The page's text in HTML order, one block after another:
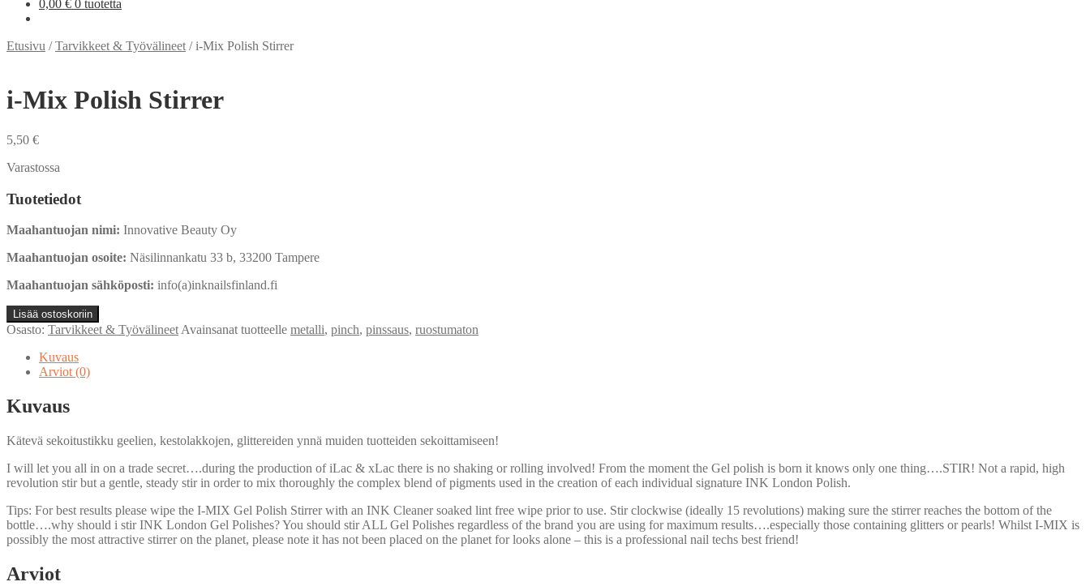
0,00 € 0 tuotetta
Etusivu /Tarvikkeet & Työvälineet /i-Mix Polish Stirrer
i-Mix Polish Stirrer
5,50 €
Varastossa
Tuotetiedot
Maahantuojan nimi: Innovative Beauty Oy
Maahantuojan osoite: Näsilinnankatu 33 b, 33200 Tampere
Maahantuojan sähköposti: info(a)inknailsfinland.fi
Mix
Stirrer
määrä
Lisää ostoskoriin
Osasto: Tarvikkeet & Työvälineet Avainsanat tuotteelle metalli, pinch, pinssaus, ruostumaton
Kuvaus
Arviot (0)
Kuvaus
Kätevä sekoitustikku geelien, kestolakkojen, glittereiden ynnä muiden tuotteiden sekoittamiseen!
I will let you all in on a trade secret….during the production of iLac & xLac there is no shaking or rolling involved! From the moment the Gel polish is born it knows only one thing….STIR! Not a rapid, high
revolution stir but a gentle, steady stir in order to mix thoroughly the complex blend of pigments used in the creation of each individual signature INK London Polish.
Tips: For best results please wipe the I-MIX Gel Polish Stirrer with an INK Cleaner soaked lint free wipe prior to use. Stir clockwise (ideally 15 revolutions) making sure the stirrer reaches the bottom of the
bottle….why should i stir INK London Gel Polishes? You should stir ALL Gel Polishes regardless of the brand you are using for maximum results….especially those containing glitters or pearls! Whilst I-MIX is
possibly the most attractive stirrer on the planet, please note it has not been placed on the planet for looks alone – this is a professional nail techs best friend!
Arviot